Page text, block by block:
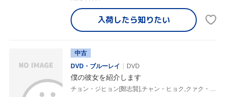
入荷したら知りたい
中古
DVD・ブルーレイ
DVD
僕の彼女を紹介します